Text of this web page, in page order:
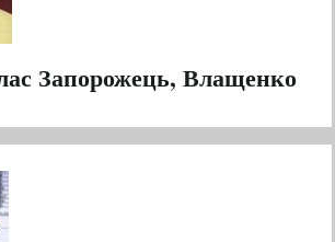
Запорожець, Влащенко